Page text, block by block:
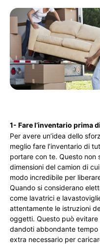
1- Fare l’inventario prima
Per avere un’idea dello
meglio fare l’inventario di
portare con te. Questo non
dimensioni del camion di
modo incredibile per
Quando si considerano
come lavatrici e
attentamente le istruzioni
oggetti. Questo può
dandoti abbondante
extra necessario per